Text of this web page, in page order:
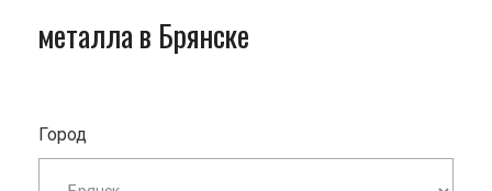
металла в Брянске
Город